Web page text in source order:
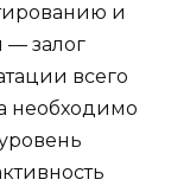
и
— залог
всего
необходимо